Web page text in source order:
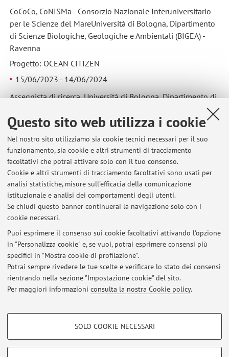
Questo sito web utilizza i cookie
Nel nostro sito utilizziamo sia cookie tecnici necessari per il suo
funzionamento, sia cookie e altri strumenti di tracciamento
facoltativi che potrai attivare solo con il tuo consenso.
Cookie e altri strumenti di tracciamento facoltativi sono usati per
analisi statistiche, misure sull'efficacia della comunicazione
istituzionale e analisi dei comportamenti degli utenti.
Se chiudi questo banner continuerai la navigazione solo con i
cookie necessari.
Puoi esprimere il consenso sui cookie facoltativi attivando l'opzione
in "Personalizza cookie" e, se vuoi, potrai esprimere consensi più
specifici in "Mostra cookie di profilazione".
Potrai sempre rivedere le tue scelte e verificare lo stato dei consensi
rientrando nella sezione "Impostazione cookie" del sito.
Per maggiori informazioni consulta la nostra Cookie policy.
COOKIE DI PROFILAZIONE - FACOLTATIVI
SOLO COOKIE NECESSARI
CoCoCo, CoNISMa - Consorzio Nazionale Interuniversitario
per le Scienze del MareUniversità di Bologna, Dipartimento
di Scienze Biologiche, Geologiche e Ambientali (BIGEA) -
Ravenna
Progetto: OCEAN CITIZEN
15/06/2023 - 14/06/2024
Assegnista di ricerca, Università di Bologna, Dipartimento di
Ravenna
Titolo del progetto: "Marine biological indicators for
climate- and weather-related hazards."
07/03/2023 - 05/06/2023
Erasmus Traineeship, Istanbul University (Turkey)
Titolo del progetto: "Gorgonians of the Sea of Marmara:
monitoring of species distribution and reproduction."
Ultimi avvisi
Al momento non sono presenti avvisi.
Area riservata
Accedi tramiteloginper gestire tutti i contenuti del sito.